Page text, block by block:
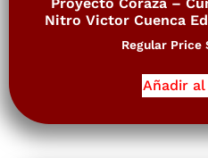
Nitro Victor Cuenca
Regular Price
Añadir